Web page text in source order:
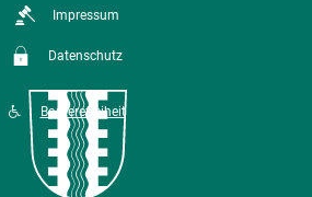
Impressum
Datenschutz
Barrierefreiheit